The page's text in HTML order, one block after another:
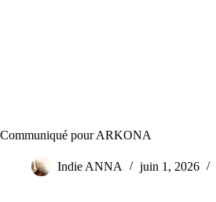
Communiqué pour ARKONA
Indie ANNA juin 1, 2026